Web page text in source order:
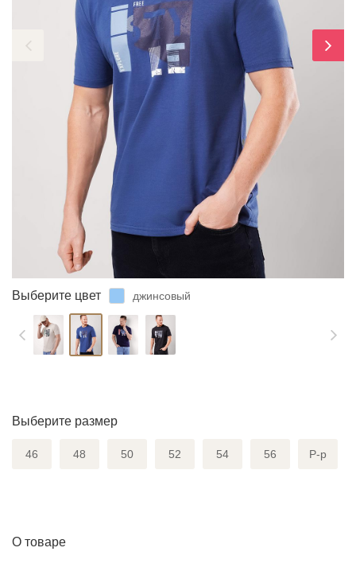
Выберите цвет джинсовый
Выберите размер
46 48 50 52 54 56 Р-р
О товаре